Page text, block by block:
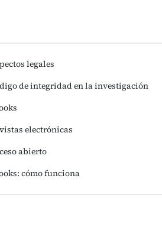
legales
de integridad en la investigación
electrónicas
abierto
cómo funciona